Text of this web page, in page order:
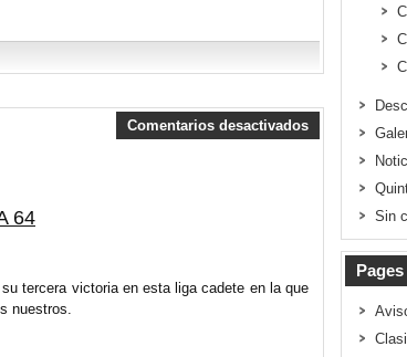
Comentarios desactivados
64
tercera victoria en esta liga cadete en la que
nuestros.
Sin
Pages